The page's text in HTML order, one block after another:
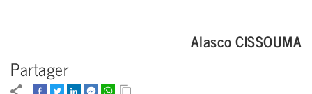
Alasco CISSOUMA
Partager